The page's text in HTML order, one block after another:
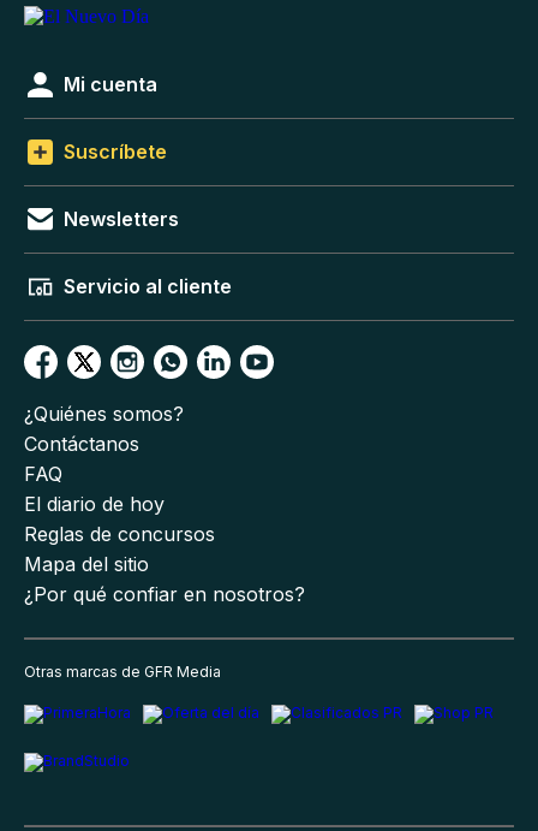
Mi cuenta
Suscríbete
Newsletters
Servicio al cliente
¿Quiénes somos?
Contáctanos
FAQ
El diario de hoy
Reglas de concursos
Mapa del sitio
¿Por qué confiar en nosotros?
Otras marcas de GFR Media